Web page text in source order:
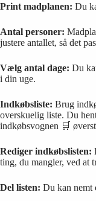
Print madplanen: Du
Antal personer:
justere antallet, så det
Vælg antal dage: Du
i din uge.
Indkøbsliste: Brug
overskuelig liste. Du
indkøbsvognen 🛒
Rediger indkøbslisten:
ting, du mangler, ved at
Del listen: Du kan nemt